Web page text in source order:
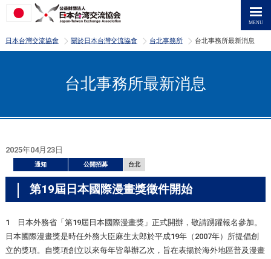
日本台灣交流協會 >
關於日本台灣交流協會 >
台北事務所 >
台北事務所最新消息
台北事務所最新消息
2025年04月23日
通知 公開招募 台北
第19屆日本國際漫畫獎徵件開始
1 日本外務省「第19屆日本國際漫畫獎」正式開辦，敬請踴躍報名參加。
日本國際漫畫獎是時任外務大臣麻生太郎於平成19年（2007年）所提倡創
立的獎項。自獎項創立以來每年皆舉辦乙次，旨在表揚於海外地區普及漫畫